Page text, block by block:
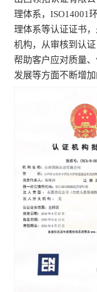
理体系，ISO14001
理体系等认证证书
机构，从审核到认
帮助客户应对质量
发展等方面不断增加